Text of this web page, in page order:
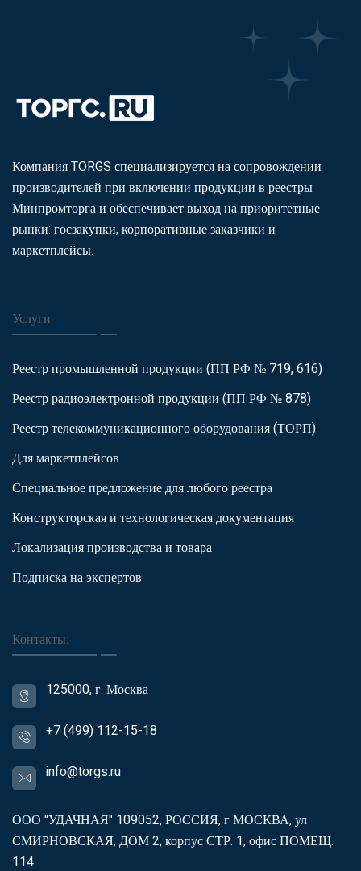
Компания TORGS специализируется на сопровождении
производителей при включении продукции в реестры
Минпромторга и обеспечивает выход на приоритетные
рынки: госзакупки, корпоративные заказчики и
маркетплейсы.
Услуги
Реестр промышленной продукции (ПП РФ № 719, 616)
Реестр радиоэлектронной продукции (ПП РФ № 878)
Реестр телекоммуникационного оборудования (ТОРП)
Для маркетплейсов
Специальное предложение для любого реестра
Конструкторская и технологическая документация
Локализация производства и товара
Подписка на экспертов
Контакты:
125000, г. Москва
+7 (499) 112-15-18
info@torgs.ru
ООО "УДАЧНАЯ" 109052, РОССИЯ, г МОСКВА, ул
СМИРНОВСКАЯ, ДОМ 2, корпус СТР. 1, офис ПОМЕЩ.
114